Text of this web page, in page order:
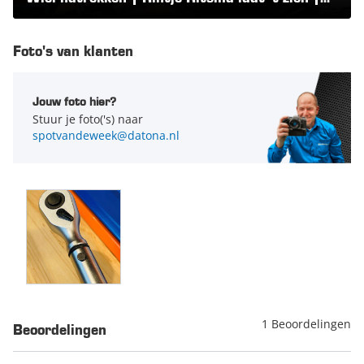
Foto's van klanten
Jouw foto hier?
Stuur je foto('s) naar
spotvandeweek@datona.nl
Beoordelingen 1 Beoordelingen